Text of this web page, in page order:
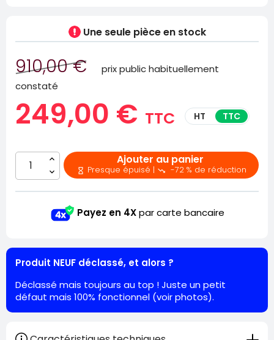
Une seule pièceen stock
910,00 €
prix public habituellement
constaté
249,00 € TTC HT TTC
Ajouter au panier
 Presque épuisé |  -72 % de réduction
Payez en 4Xpar carte bancaire
Produit NEUF déclassé, et alors ?
Déclassé mais toujours au top ! Juste un petit
défaut mais 100% fonctionnel (voir photos).